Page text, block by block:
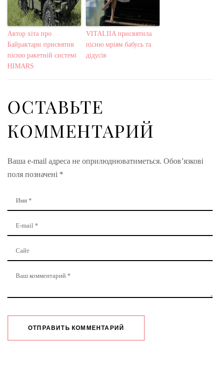
Автор хіта про
Байрактари присвятив
пісню ракетній системі
HIMARS
VITALIIA присвятила
пісню мріям бабусь та
дідусів
ОСТАВЬТЕ
КОММЕНТАРИЙ
Ваша e-mail адреса не оприлюднюватиметься. Обов’язкові
поля позначені *